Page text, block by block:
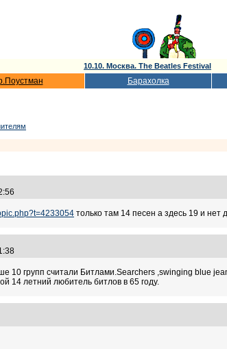
10.10. Москва. The Beatles Festival
Барахолка
только там 14 песен а здесь 19 и нет
10 групп считали Битлами.Searchers ,swinging blue
14 летний любитель битлов в 65 году.